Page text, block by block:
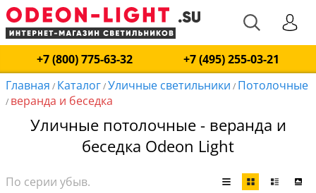
+7 (800) 775-63-32
+7 (495) 255-03-21
Главная / Каталог/Уличные светильники / Потолочные
/ веранда и беседка
Уличные потолочные - веранда и
беседка Odeon Light